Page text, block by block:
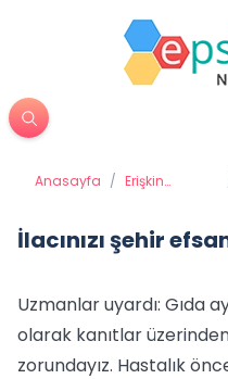
Anasayfa / Erişkin
İlacınızı şehir
Uzmanlar uyardı: Gıda
olarak kanıtlar
zorundayız. Hastalık